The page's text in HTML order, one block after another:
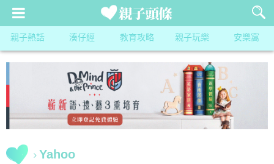
親子熱話 湊仔經 教育攻略 親子玩樂 安樂窩
Yahoo